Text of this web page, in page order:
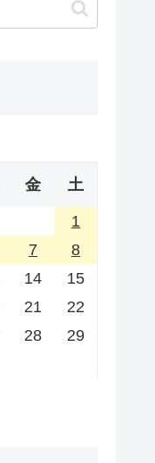
金 土
1
7
8
14
15
21
22
28
29